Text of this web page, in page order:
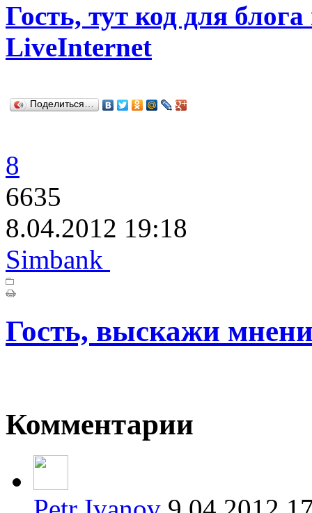
Гость, тут код для
LiveInternet
Поделиться…
8
6635
8.04.2012 19:18
Simbank
Гость, выскажи
Комментарии